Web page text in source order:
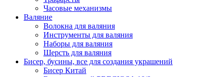
Часовые механизмы
Валяние
Волокна для валяния
Инструменты для валяния
Наборы для валяния
Шерсть для валяния
Бисер, бусины, все для создания украшений
Бисер Китай